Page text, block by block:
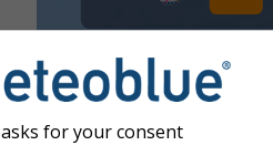
asks for your consent